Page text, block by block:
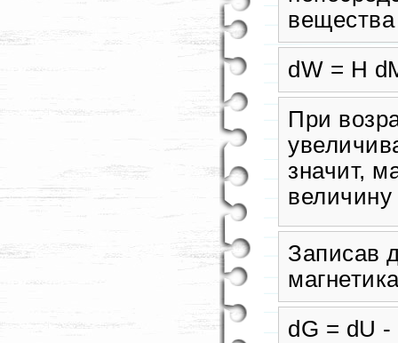
dW = H
При
значит,
величину
Записав
dG = dU -